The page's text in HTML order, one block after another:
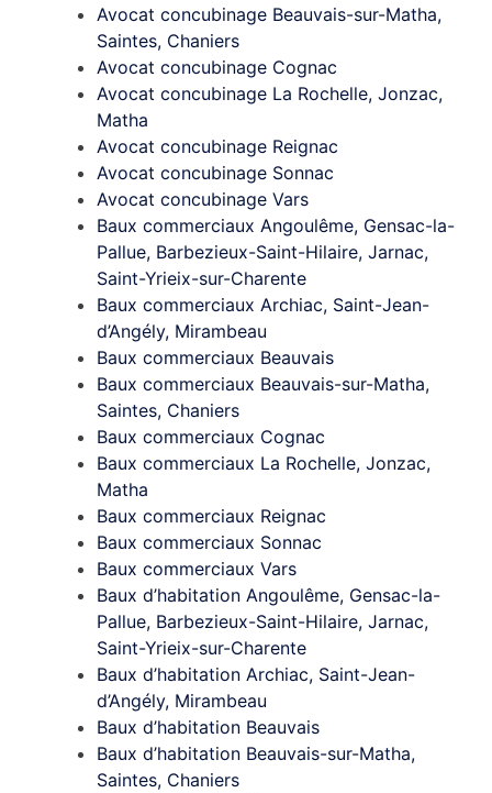
Avocat concubinage Beauvais-sur-Matha,
Saintes, Chaniers
Avocat concubinage Cognac
Avocat concubinage La Rochelle, Jonzac,
Matha
Avocat concubinage Reignac
Avocat concubinage Sonnac
Avocat concubinage Vars
Baux commerciaux Angoulême, Gensac-la-
Pallue, Barbezieux-Saint-Hilaire, Jarnac,
Saint-Yrieix-sur-Charente
Baux commerciaux Archiac, Saint-Jean-
d’Angély, Mirambeau
Baux commerciaux Beauvais
Baux commerciaux Beauvais-sur-Matha,
Saintes, Chaniers
Baux commerciaux Cognac
Baux commerciaux La Rochelle, Jonzac,
Matha
Baux commerciaux Reignac
Baux commerciaux Sonnac
Baux commerciaux Vars
Baux d’habitation Angoulême, Gensac-la-
Pallue, Barbezieux-Saint-Hilaire, Jarnac,
Saint-Yrieix-sur-Charente
Baux d’habitation Archiac, Saint-Jean-
d’Angély, Mirambeau
Baux d’habitation Beauvais
Baux d’habitation Beauvais-sur-Matha,
Saintes, Chaniers